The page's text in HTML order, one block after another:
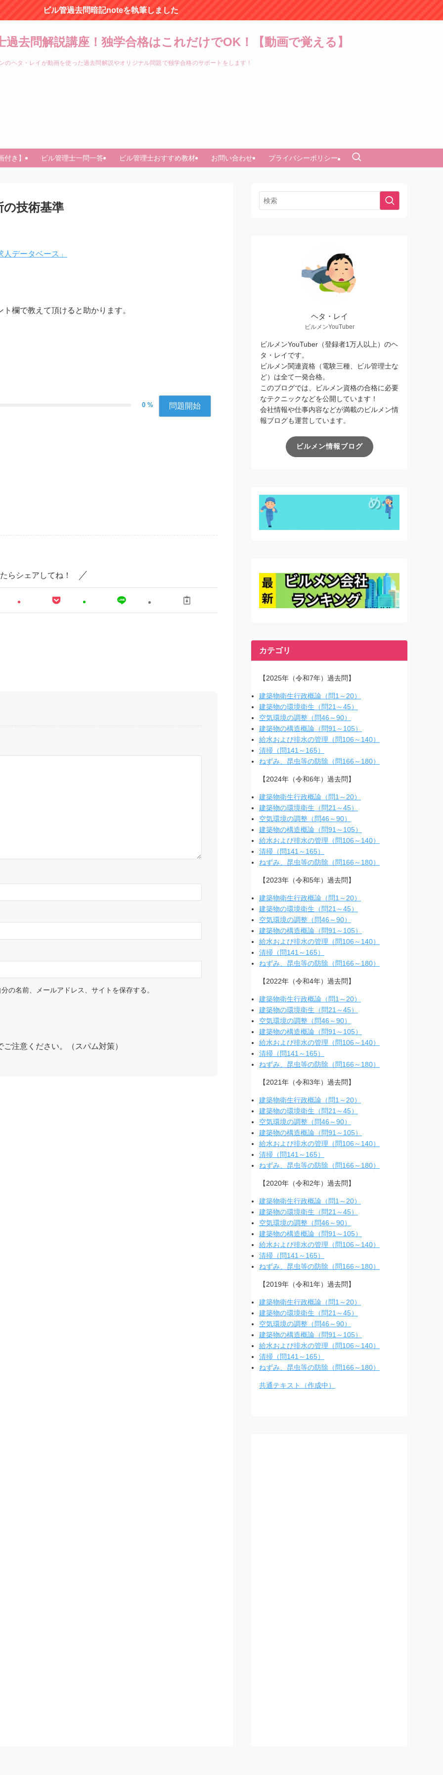
ビル管過去問暗記noteを執筆しました
去問解説講座！独学合格はこれだけでOK！【動画で覚える】
のヘタ・レイが動画を使った過去問解説やオリジナル問題で独学合格のサポートをします！
き】 ビル管理士一問一答 ビル管理士おすすめ教材 お問い合わせ プライバシーポリシー
の技術基準
データベース」
欄で教えて頂けると助かります。
0 % 問題開始
らシェアしてね！
の名前、メールアドレス、サイトを保存する。
注意ください。（スパム対策）
ヘタ・レイ
ビルメンYouTuber
ビルメンYouTuber（登録者1万人以上）のヘ
タ・レイです。
ビルメン関連資格（電験三種、ビル管理士な
ど）は全て一発合格。
このブログでは、ビルメン資格の合格に必要
なテクニックなどを公開しています！
会社情報や仕事内容などが満載のビルメン情
報ブログも運営しています。
ビルメン情報ブログ
カテゴリ
【2025年（令和7年）過去問】
建築物衛生行政概論（問1～20）
建築物の環境衛生（問21～45）
空気環境の調整（問46～90）
建築物の構造概論（問91～105）
給水および排水の管理（問106～140）
清掃（問141～165）
ねずみ、昆虫等の防除（問166～180）
【2024年（令和6年）過去問】
建築物衛生行政概論（問1～20）
建築物の環境衛生（問21～45）
空気環境の調整（問46～90）
建築物の構造概論（問91～105）
給水および排水の管理（問106～140）
清掃（問141～165）
ねずみ、昆虫等の防除（問166～180）
【2023年（令和5年）過去問】
建築物衛生行政概論（問1～20）
建築物の環境衛生（問21～45）
空気環境の調整（問46～90）
建築物の構造概論（問91～105）
給水および排水の管理（問106～140）
清掃（問141～165）
ねずみ、昆虫等の防除（問166～180）
【2022年（令和4年）過去問】
建築物衛生行政概論（問1～20）
建築物の環境衛生（問21～45）
空気環境の調整（問46～90）
建築物の構造概論（問91～105）
給水および排水の管理（問106～140）
清掃（問141～165）
ねずみ、昆虫等の防除（問166～180）
【2021年（令和3年）過去問】
建築物衛生行政概論（問1～20）
建築物の環境衛生（問21～45）
空気環境の調整（問46～90）
建築物の構造概論（問91～105）
給水および排水の管理（問106～140）
清掃（問141～165）
ねずみ、昆虫等の防除（問166～180）
【2020年（令和2年）過去問】
建築物衛生行政概論（問1～20）
建築物の環境衛生（問21～45）
空気環境の調整（問46～90）
建築物の構造概論（問91～105）
給水および排水の管理（問106～140）
清掃（問141～165）
ねずみ、昆虫等の防除（問166～180）
【2019年（令和1年）過去問】
建築物衛生行政概論（問1～20）
建築物の環境衛生（問21～45）
空気環境の調整（問46～90）
建築物の構造概論（問91～105）
給水および排水の管理（問106～140）
清掃（問141～165）
ねずみ、昆虫等の防除（問166～180）
共通テキスト（作成中）